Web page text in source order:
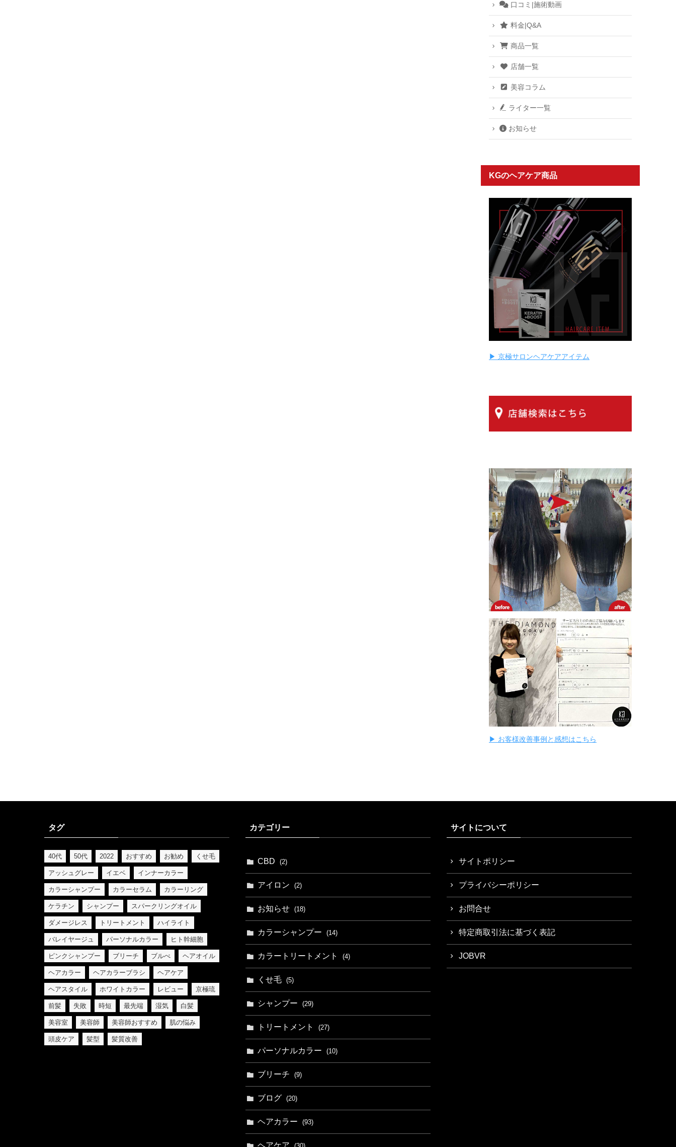
口コミ|施術動画
料金|Q&A
商品一覧
店舗一覧
美容コラム
ライター一覧
お知らせ
KGのヘアケア商品
▶ 京極サロンヘアケアアイテム
▶ お客様改善事例と感想はこちら
タグ
40代 50代 2022 おすすめ お勧め くせ毛
アッシュグレー イエベ インナーカラー
カラーシャンプー カラーセラム カラーリング
ケラチン シャンプー スパークリングオイル
ダメージレス トリートメント ハイライト
バレイヤージュ パーソナルカラー ヒト幹細胞
ピンクシャンプー ブリーチ ブルべ ヘアオイル
ヘアカラー ヘアカラーブラシ ヘアケア
ヘアスタイル ホワイトカラー レビュー 京極琉
前髪 失敗 時短 最先端 湿気 白髪
美容室 美容師 美容師おすすめ 肌の悩み
頭皮ケア 髪型 髪質改善
カテゴリー
CBD (2)
アイロン (2)
お知らせ (18)
カラーシャンプー (14)
カラートリートメント (4)
くせ毛 (5)
シャンプー (29)
トリートメント (27)
パーソナルカラー (10)
ブリーチ (9)
ブログ (20)
ヘアカラー (93)
ヘアケア
サイトについて
サイトポリシー
プライバシーポリシー
お問合せ
特定商取引法に基づく表記
JOBVR